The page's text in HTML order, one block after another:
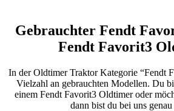
Gebrauchter Fendt
Fendt Favorit3
In der Oldtimer Traktor Kategorie “Fendt
Vielzahl an gebrauchten Modellen. Du
einem Fendt Favorit3 Oldtimer oder
dann bist du bei uns